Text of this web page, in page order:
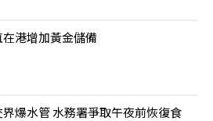
港增加黃金儲備
爆水管 水務署爭取午夜前恢復食